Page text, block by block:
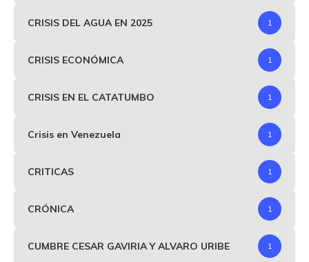
CRISIS DEL AGUA EN 2025 1
CRISIS ECONÓMICA 1
CRISIS EN EL CATATUMBO 1
Crisis en Venezuela 1
CRITICAS 1
CRÓNICA 1
CUMBRE CESAR GAVIRIA Y ALVARO URIBE 1